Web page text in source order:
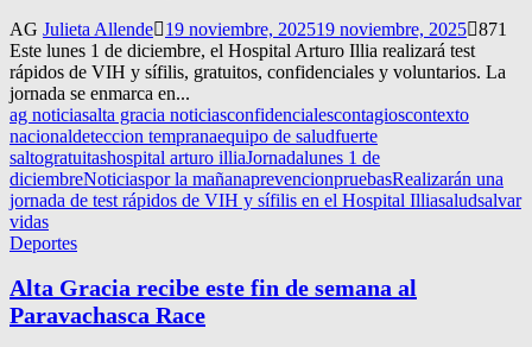
AG Julieta Allende 19 noviembre, 202519 noviembre, 2025 871
Este lunes 1 de diciembre, el Hospital Arturo Illia realizará test
rápidos de VIH y sífilis, gratuitos, confidenciales y voluntarios. La
jornada se enmarca en...
ag noticiasalta gracia noticiasconfidencialescontagioscontexto
nacionaldeteccion tempranaequipo de saludfuerte
saltogratuitashospital arturo illiaJornadalunes 1 de
diciembreNoticiaspor la mañanaprevencionpruebasRealizarán una
jornada de test rápidos de VIH y sífilis en el Hospital Illiasaludsalvar
vidas
Deportes
Alta Gracia recibe este fin de semana al
Paravachasca Race